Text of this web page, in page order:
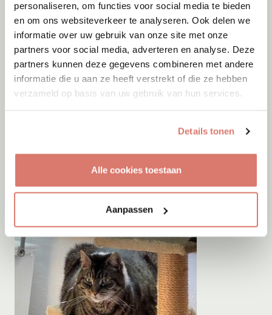
personaliseren, om functies voor social media te bieden
en om ons websiteverkeer te analyseren. Ook delen we
informatie over uw gebruik van onze site met onze
partners voor social media, adverteren en analyse. Deze
partners kunnen deze gegevens combineren met andere
informatie die u aan ze heeft verstrekt of die ze hebben
verzameld op basis van uw gebruik van hun services.
Details tonen
Alle cookies toestaan
Aanpassen
Cyprus